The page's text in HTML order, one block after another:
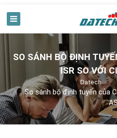
SO SÁNH BỘ ĐỊNH
ISR SO VỚI
Datech
So sánh bộ định tuyến của